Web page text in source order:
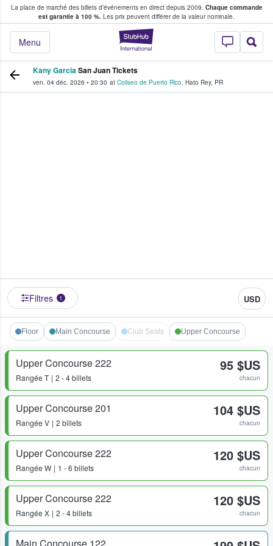
La place de marché des billets d’événements en direct depuis 2009. Chaque commande
est garantie à 100 %. Les prix peuvent différer de la valeur nominale.
StubHub - Où
Menu
fans achètent et vendent des billets
Kany GarciaSan Juan Tickets
ven. 04 déc. 2026 • 20:30 at Coliseo de Puerto Rico, Hato Rey, PR
Filtres 1 USD
Floor Main Concourse Club Seats Upper Concourse
Upper Concourse 222
Rangée T 2 - 4 billets
95 $US
chacun
Upper Concourse 201
Rangée V 2 billets
104 $US
chacun
Upper Concourse 222
Rangée W 1 - 6 billets
120 $US
chacun
Upper Concourse 222
Rangée X 2 - 4 billets
120 $US
chacun